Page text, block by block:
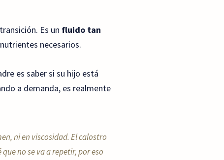
Es un fluido tan
necesarios.
es saber si su hijo está
a demanda, es realmente
ni en viscosidad. El calostro
no se va a repetir, por eso